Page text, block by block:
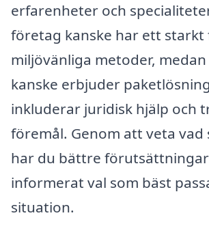
erfarenheter och
företag kanske har ett starkt
miljövänliga metoder,
kanske erbjuder
inkluderar juridisk hjälp och
föremål. Genom att veta vad
har du bättre
informerat val som bäst
situation.